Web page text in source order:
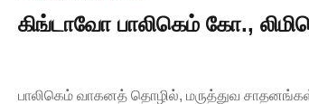
கிங்டாவோ பாலிகெம் கோ.,
பாலிகெம் வாகனத் தொழில், மருத்துவ